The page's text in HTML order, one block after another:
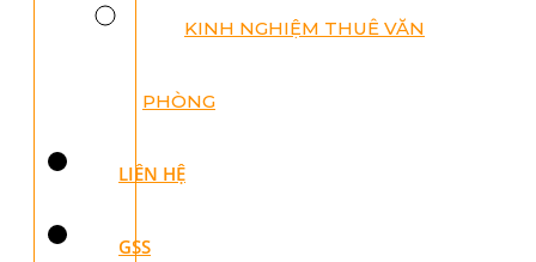
KINH NGHIỆM THUÊ VĂN
PHÒNG
LIÊN HỆ
GSS